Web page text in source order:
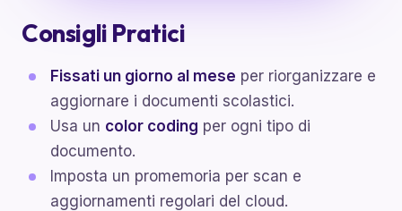
Consigli Pratici
Fissati un giorno al mese per riorganizzare e
aggiornare i documenti scolastici.
Usa un color coding per ogni tipo di
documento.
Imposta un promemoria per scan e
aggiornamenti regolari del cloud.